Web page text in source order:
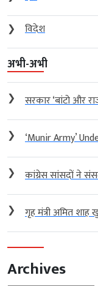
❯
विदेश
अभी-अभी
❯ सरकार ‘बांटो और
❯ ‘Munir Army’
❯ कांग्रेस सांसदों ने
❯ गृह मंत्री अमित
Archives